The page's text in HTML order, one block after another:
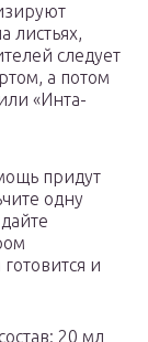
листьях,
следует
а потом
«Инта-
придут
одну
и
20 мл